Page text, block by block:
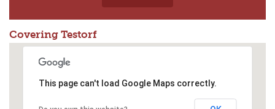
Covering Testorf
This page can't load Google Maps correctly.